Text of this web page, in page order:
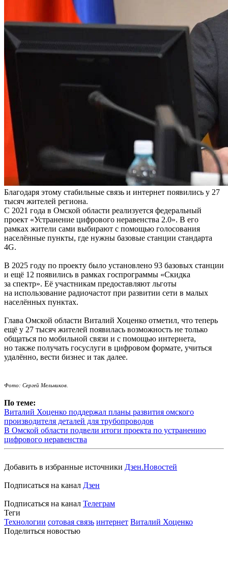
Благодаря этому стабильные связь и интернет появились у 27
тысяч жителей региона.
С 2021 года в Омской области реализуется федеральный
проект «Устранение цифрового неравенства 2.0». В его
рамках жители сами выбирают с помощью голосования
населённые пункты, где нужны базовые станции стандарта
4G.
В 2025 году по проекту было установлено 93 базовых станции
и ещё 12 появились в рамках госпрограммы «Скидка
за спектр». Её участникам предоставляют льготы
на использование радиочастот при развитии сети в малых
населённых пунктах.
Глава Омской области Виталий Хоценко отметил, что теперь
ещё у 27 тысяч жителей появилась возможность не только
общаться по мобильной связи и с помощью интернета,
но также получать госуслуги в цифровом формате, учиться
удалённо, вести бизнес и так далее.
Фото: Сергей Мельников.
По теме:
Виталий Хоценко поддержал планы развития омского
производителя деталей для трубопроводов
В Омской области подвели итоги проекта по устранению
цифрового неравенства
Добавить в избранные источники Дзен.Новостей
Подписаться на канал Дзен
Подписаться на канал Телеграм
Теги
Технологии сотовая связь интернет Виталий Хоценко
Поделиться новостью